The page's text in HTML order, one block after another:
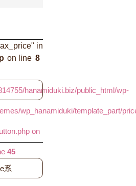
in
on line 8
hanamiduki.biz/public_html/wp-
wp_hanamiduki/template_part/
on
45
系